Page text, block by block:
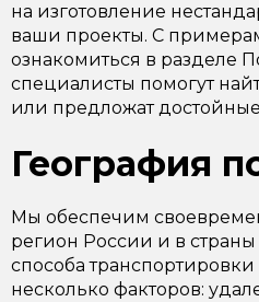
на изготовление
ваши проекты. С
ознакомиться в разделе
специалисты помогут
или предложат
География
Мы обеспечим
регион России и в
способа
несколько факторов: